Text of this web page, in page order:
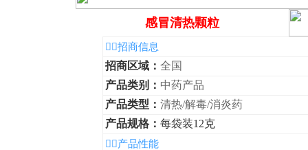
感冒清热颗粒
◆招商信息
招商区域： 全国
产品类别： 中药产品
产品类型： 清热/解毒/消炎药
产品规格： 每袋装12克
◆产品性能